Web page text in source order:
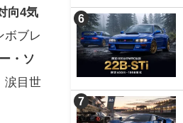
向4気
ボブレ
・ソ
涙目世